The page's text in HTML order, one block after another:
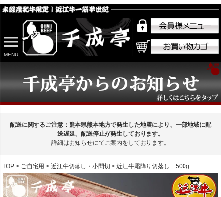
MENU
配送に関するご注意：熊本県熊本地方で発生した地震により、一部地域に配
送遅延、配送停止が発生しております。
詳細はお知らせにてご案内をしております。
TOP ご自宅用 近江牛切落し・小間切 近江牛霜降り切落し 500g